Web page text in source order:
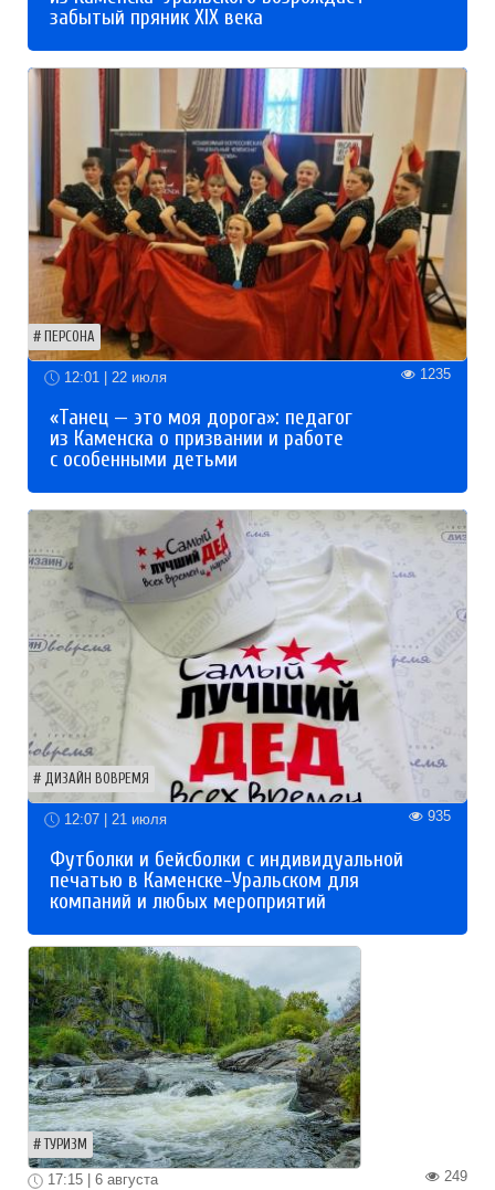
забытый пряник XIX века
ПЕРСОНА
12:01 | 22 июля 1235
«Танец — это моя дорога»: педагог
из Каменска о призвании и работе
с особенными детьми
ДИЗАЙН ВОВРЕМЯ
12:07 | 21 июля 935
Футболки и бейсболки с индивидуальной
печатью в Каменске-Уральском для
компаний и любых мероприятий
ТУРИЗМ
249
17:15 | 6 августа